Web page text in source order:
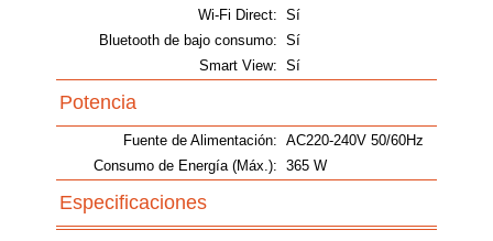
Wi-Fi Direct: Sí
Bluetooth de bajo consumo: Sí
Smart View: Sí
Potencia
Fuente de Alimentación: AC220-240V 50/60Hz
Consumo de Energía (Máx.): 365 W
Especificaciones